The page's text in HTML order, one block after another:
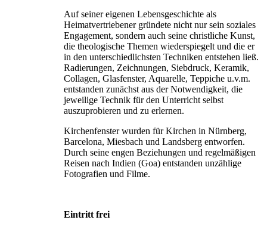
Auf seiner eigenen Lebensgeschichte als
Heimatvertriebener gründete nicht nur sein soziales
Engagement, sondern auch seine christliche Kunst,
die theologische Themen wiederspiegelt und die er
in den unterschiedlichsten Techniken entstehen ließ.
Radierungen, Zeichnungen, Siebdruck, Keramik,
Collagen, Glasfenster, Aquarelle, Teppiche u.v.m.
entstanden zunächst aus der Notwendigkeit, die
jeweilige Technik für den Unterricht selbst
auszuprobieren und zu erlernen.
Kirchenfenster wurden für Kirchen in Nürnberg,
Barcelona, Miesbach und Landsberg entworfen.
Durch seine engen Beziehungen und regelmäßigen
Reisen nach Indien (Goa) entstanden unzählige
Fotografien und Filme.
Eintritt frei